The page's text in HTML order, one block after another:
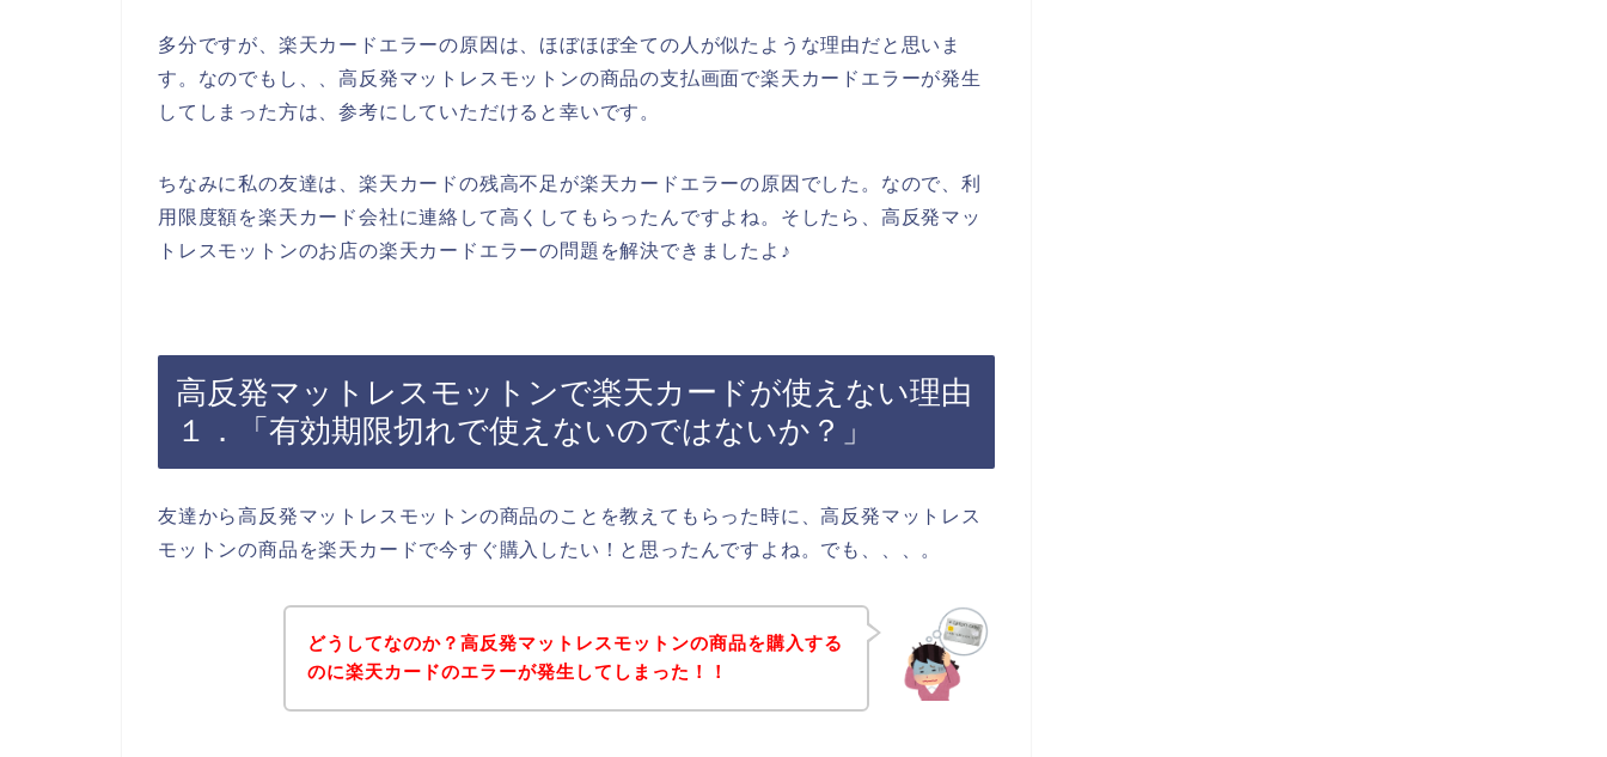
多分ですが、楽天カードエラーの原因は、ほぼほぼ全ての人が似たような理由だと思いま
す。なのでもし、、高反発マットレスモットンの商品の支払画面で楽天カードエラーが発生
してしまった方は、参考にしていただけると幸いです。
ちなみに私の友達は、楽天カードの残高不足が楽天カードエラーの原因でした。なので、利
用限度額を楽天カード会社に連絡して高くしてもらったんですよね。そしたら、高反発マッ
トレスモットンのお店の楽天カードエラーの問題を解決できましたよ♪
高反発マットレスモットンで楽天カードが使えない理由
１．「有効期限切れで使えないのではないか？」
友達から高反発マットレスモットンの商品のことを教えてもらった時に、高反発マットレス
モットンの商品を楽天カードで今すぐ購入したい！と思ったんですよね。でも、、、。
どうしてなのか？高反発マットレスモットンの商品を購入する
のに楽天カードのエラーが発生してしまった！！